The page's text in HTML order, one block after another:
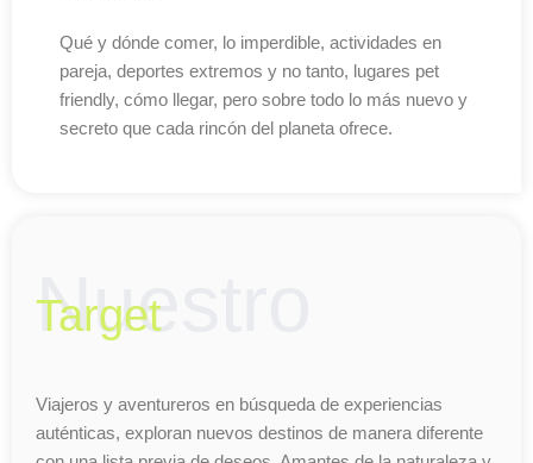
Qué y dónde comer, lo imperdible, actividades en
pareja, deportes extremos y no tanto, lugares pet
friendly, cómo llegar, pero sobre todo lo más nuevo y
secreto que cada rincón del planeta ofrece.
Nuestro
Target
Viajeros y aventureros en búsqueda de experiencias
auténticas, exploran nuevos destinos de manera diferente